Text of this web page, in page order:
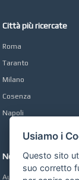
Città più ricercate
Roma
Taranto
Milano
Cosenza
Napoli
Network
Automobili Online
Usiamo i
Questo sito
suo corretto